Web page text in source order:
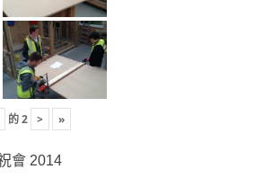
的2 > »
會 2014